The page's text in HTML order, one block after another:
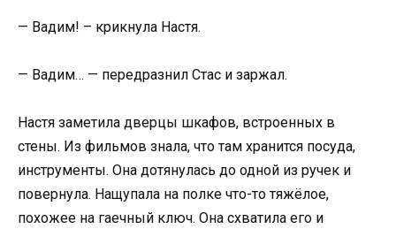
— Вадим! – крикнула Настя.
— Вадим… — передразнил Стас и заржал.
Настя заметила дверцы шкафов, встроенных в
стены. Из фильмов знала, что там хранится посуда,
инструменты. Она дотянулась до одной из ручек и
повернула. Нащупала на полке что-то тяжёлое,
похожее на гаечный ключ. Она схватила его и